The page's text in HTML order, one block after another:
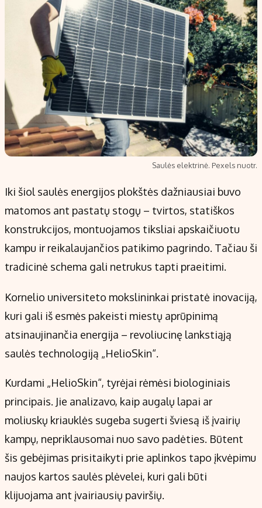
Saulės elektrinė. Pexels nuotr.
Iki šiol saulės energijos plokštės dažniausiai buvo
matomos ant pastatų stogų – tvirtos, statiškos
konstrukcijos, montuojamos tiksliai apskaičiuotu
kampu ir reikalaujančios patikimo pagrindo. Tačiau ši
tradicinė schema gali netrukus tapti praeitimi.
Kornelio universiteto mokslininkai pristatė inovaciją,
kuri gali iš esmės pakeisti miestų aprūpinimą
atsinaujinančia energija – revoliucinę lankstiąją
saulės technologiją „HelioSkin“.
Kurdami „HelioSkin“, tyrėjai rėmėsi biologiniais
principais. Jie analizavo, kaip augalų lapai ar
moliuskų kriauklės sugeba sugerti šviesą iš įvairių
kampų, nepriklausomai nuo savo padėties. Būtent
šis gebėjimas prisitaikyti prie aplinkos tapo įkvėpimu
naujos kartos saulės plėvelei, kuri gali būti
klijuojama ant įvairiausių paviršių.